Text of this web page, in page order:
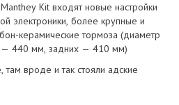
Kit входят новые настройки
электроники, более крупные и
керамические тормоза (диаметр
— 440 мм, задних — 410 мм)
вроде и так стояли адские